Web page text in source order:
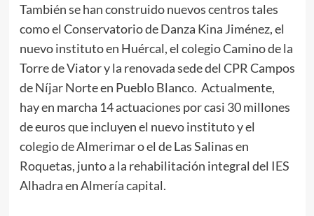
También se han construido nuevos centros tales
como el Conservatorio de Danza Kina Jiménez, el
nuevo instituto en Huércal, el colegio Camino de la
Torre de Viator y la renovada sede del CPR Campos
de Níjar Norte en Pueblo Blanco. Actualmente,
hay en marcha 14 actuaciones por casi 30 millones
de euros que incluyen el nuevo instituto y el
colegio de Almerimar o el de Las Salinas en
Roquetas, junto a la rehabilitación integral del IES
Alhadra en Almería capital.